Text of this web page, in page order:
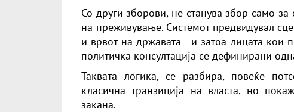
Со други зборови, не станува збор само за
на преживување. Системот предвидувал
и врвот на државата - и затоа лицата кои
политичка консултација се дефинирани
Таквата логика, се разбира, повеќе
класична транзиција на власта, но
закана.